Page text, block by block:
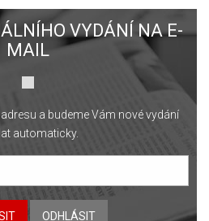
VYDÁNÍ NA E-
MAIL
a budeme Vám nové vydání
automaticky.
ODHLÁSIT